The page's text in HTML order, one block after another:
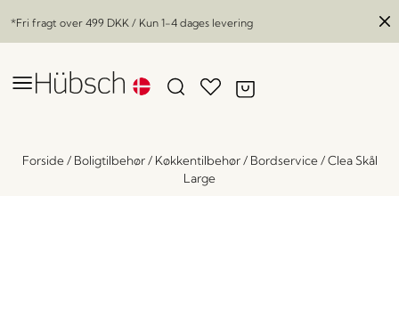
*Fri fragt over 499 DKK / Kun 1-4 dages levering
Forside/ Boligtilbehør/ Køkkentilbehør/ Bordservice/Clea Skål
Large